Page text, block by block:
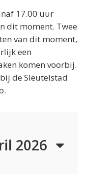
17.00 uur
dit moment. Twee
van dit moment,
een
komen voorbij.
de Sleutelstad
2026